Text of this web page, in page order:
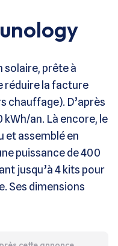
solaire, prête à
réduire la facture
chauffage). D’après
kWh/an. Là encore, le
et assemblé en
puissance de 400
jusqu’à 4 kits pour
Ses dimensions